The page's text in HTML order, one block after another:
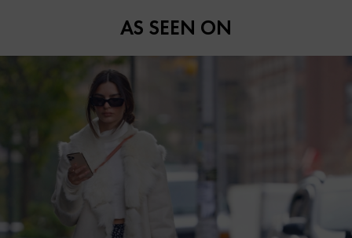
AS SEEN ON